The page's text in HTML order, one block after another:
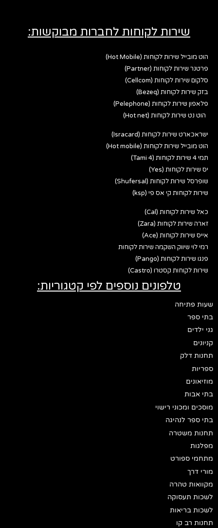
שירות לקוחות לחברות מבוקשות:
הוט מובייל שירות לקוחות (Hot Mobile)
פרטנר שירות לקוחות (Partner)
סלקום שירות לקוחות (Cellcom)
בזק שירות לקוחות (Bezeq)
פלאפון שירות לקוחות (Pelephone)
הוט נט שירות לקוחות (Hot net)
ישראכארט שירות לקוחות (Isracard)
הוט מובייל שירות לקוחות (Hot mobile)
תמי 4 שירות לקוחות (Tami 4)
יס שירות לקוחות (Yes)
שופרסל שירות לקוחות (Shufersal)
שירות לקוחות קי אס פי (ksp)
כאל שירות לקוחות (Cal)
זארה שירות לקוחות (Zara)
אייס שירות לקוחות (Ace)
רמי לוי שיווק השקמה שירות לקוחות
פנגו שירות לקוחות (Pango)
שירות לקוחות קסטרו (Castro)
טלפונים נוספים לפי קטגוריות:
שעות פתיחה
בתי ספר
גני ילדים
קניונים
תחנות דלק
ספריות
מוזיאונים
בתי אבות
מוסכים ומכוני רישוי
בתי ספר לנהיגה
תחנות משטרה
מפלגות
מתחמי ספורט
מורי דרך
מקוואות טהרה
לשכות תעסוקה
לשכות בריאות
תחנות רב קו